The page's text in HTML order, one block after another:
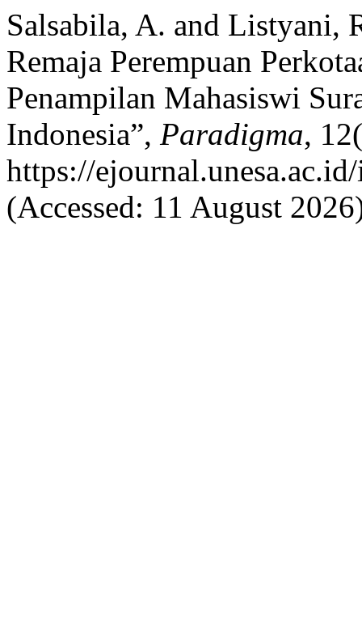
Salsabila, A. and Listyani,
Remaja Perempuan
Penampilan Mahasiswi
Indonesia”, Paradigma,
https://
(Accessed: 11 August